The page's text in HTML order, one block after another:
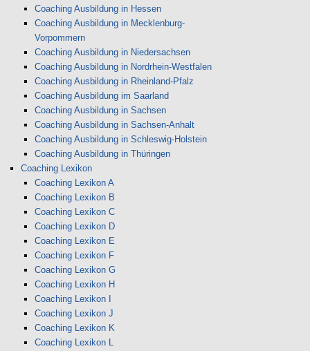
Coaching Ausbildung in Hessen
Coaching Ausbildung in Mecklenburg-
Vorpommern
Coaching Ausbildung in Niedersachsen
Coaching Ausbildung in Nordrhein-Westfalen
Coaching Ausbildung in Rheinland-Pfalz
Coaching Ausbildung im Saarland
Coaching Ausbildung in Sachsen
Coaching Ausbildung in Sachsen-Anhalt
Coaching Ausbildung in Schleswig-Holstein
Coaching Ausbildung in Thüringen
Coaching Lexikon
Coaching Lexikon A
Coaching Lexikon B
Coaching Lexikon C
Coaching Lexikon D
Coaching Lexikon E
Coaching Lexikon F
Coaching Lexikon G
Coaching Lexikon H
Coaching Lexikon I
Coaching Lexikon J
Coaching Lexikon K
Coaching Lexikon L